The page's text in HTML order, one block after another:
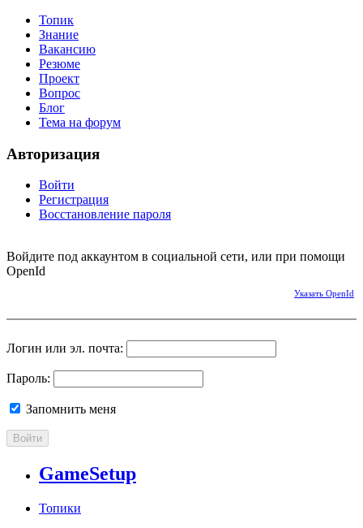
Топик
Знание
Вакансию
Резюме
Проект
Вопрос
Блог
Тема на форум
Авторизация
Войти
Регистрация
Восстановление пароля
Войдите под аккаунтом в социальной сети, или при помощи
OpenId
Указать OpenId
Логин или эл. почта:
Пароль:
Запомнить меня
Войти
GameSetup
Топики